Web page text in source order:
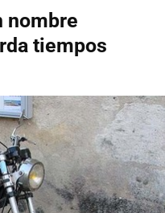
nombre
tiempos